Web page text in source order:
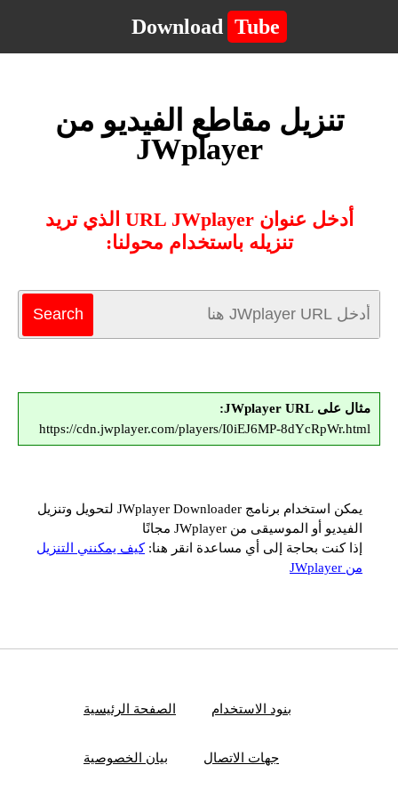
Download Tube
تنزيل مقاطع الفيديو من
JWplayer
أدخل عنوان URL JWplayer الذي تريد
تنزيله باستخدام محولنا:
مثال على JWplayer URL:
https://cdn.jwplayer.com/players/I0iEJ6MP-8dYcRpWr.html
يمكن استخدام برنامج JWplayer Downloader لتحويل وتنزيل
الفيديو أو الموسيقى من JWplayer مجانًا
إذا كنت بحاجة إلى أي مساعدة انقر هنا:كيف يمكنني التنزيل
من JWplayer
الصفحة الرئيسية بنود الاستخدام
بيان الخصوصية جهات الاتصال